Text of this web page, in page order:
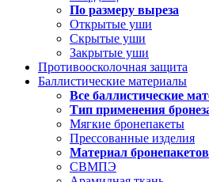
По размеру выреза
Открытые уши
Скрытые уши
Закрытые уши
Противоосколочная защита
Баллистические материалы
Все баллистические
Тип применения
Мягкие бронепакеты
Прессованные изделия
Материал бронепакетов
СВМПЭ